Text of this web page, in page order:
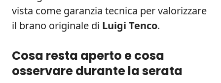
vista come garanzia tecnica per valorizzare
il brano originale di Luigi Tenco.
Cosa resta aperto e cosa
osservare durante la serata